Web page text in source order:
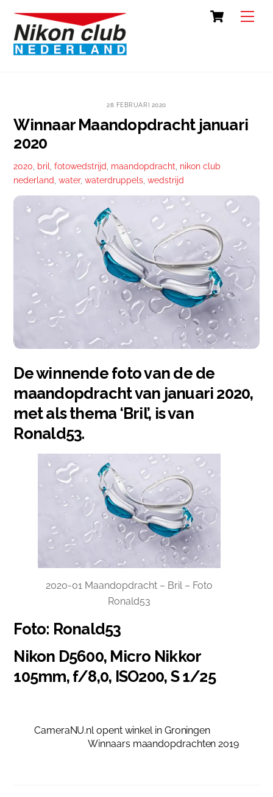
content
Cart
28 FEBRUARI 2020
Winnaar Maandopdracht januari
2020
2020 bril ,fotowedstrijd maandopdracht nikon club
nederland ,water,waterdruppels ,wedstrijd
De winnende foto van de de
maandopdracht van januari 2020,
met als thema ‘Bril’, is van
Ronald53.
2020-01 Maandopdracht – Bril – Foto
Ronald53
Foto: Ronald53
Nikon D5600, Micro Nikkor
105mm, f/8,0, ISO200, S 1/25
CameraNU.nl opent winkel in Groningen
Winnaars maandopdrachten 2019